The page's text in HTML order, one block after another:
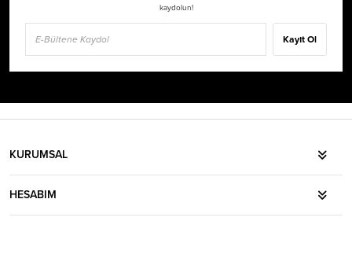
kaydolun!
Kayıt Ol
KURUMSAL
HESABIM